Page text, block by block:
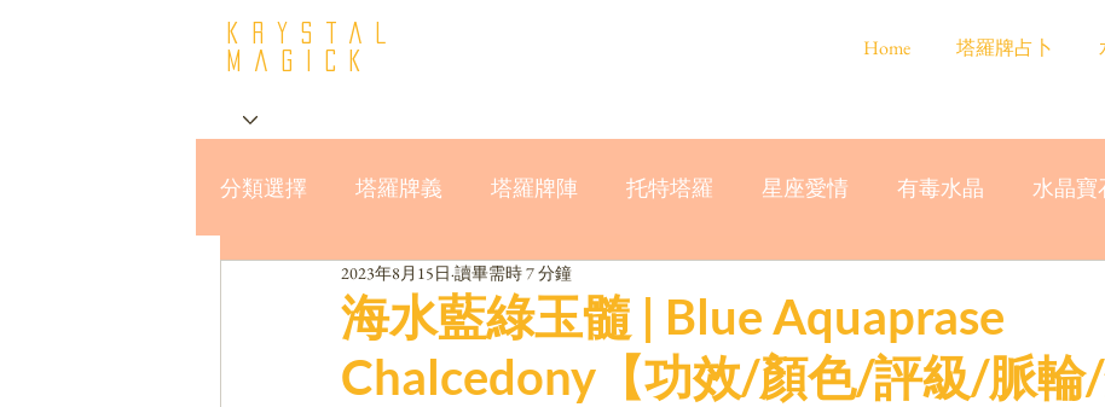
krystal
Magick
分類選擇 塔羅牌義 塔羅牌陣 托特塔羅 星座愛情 有毒水晶 水晶寶
星座與MBTI16型人格
海水藍綠玉髓 | Blue Aquaprase
Chalcedony【功效/顏色/評級/脈
2023年8月15日 讀畢需時 7 分鐘
Home 塔羅牌占卜